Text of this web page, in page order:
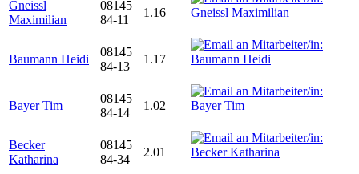
Gneissl
Maximilian
08145
84-11
1.16
Baumann Heidi
08145
84-13
1.17
Bayer Tim
08145
84-14
1.02
Becker
Katharina
08145
84-34
2.01